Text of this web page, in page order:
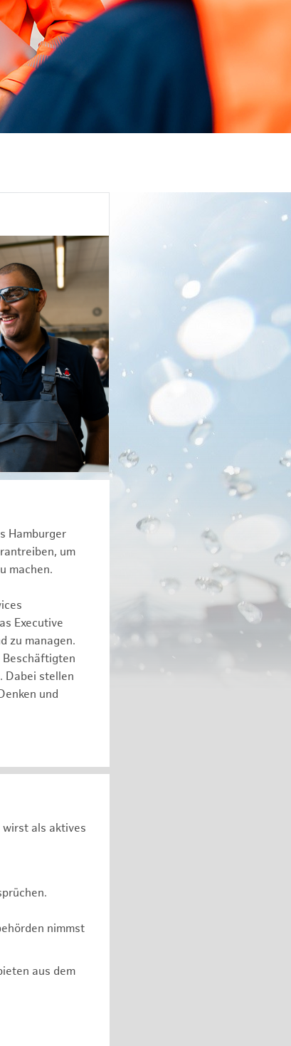
Hamburger
um
machen.
Executive
zu managen.
Beschäftigten
Dabei stellen
und
wirst als aktives
nimmst
aus dem